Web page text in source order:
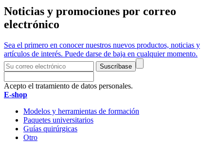
Noticias y promociones por correo
electrónico
Sea el primero en conocer nuestros nuevos productos, noticias y
artículos de interés. Puede darse de baja en cualquier momento.
Suscríbase
Acepto el tratamiento de datos personales.
E-shop
Modelos y herramientas de formación
Paquetes universitarios
Guías quirúrgicas
Otro